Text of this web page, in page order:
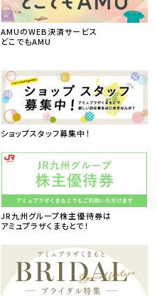
AMUのWEB決済サービス
どこでもAMU
ショップスタッフ募集中！
JR九州グループ株主優待券は
アミュプラザくまもとで！